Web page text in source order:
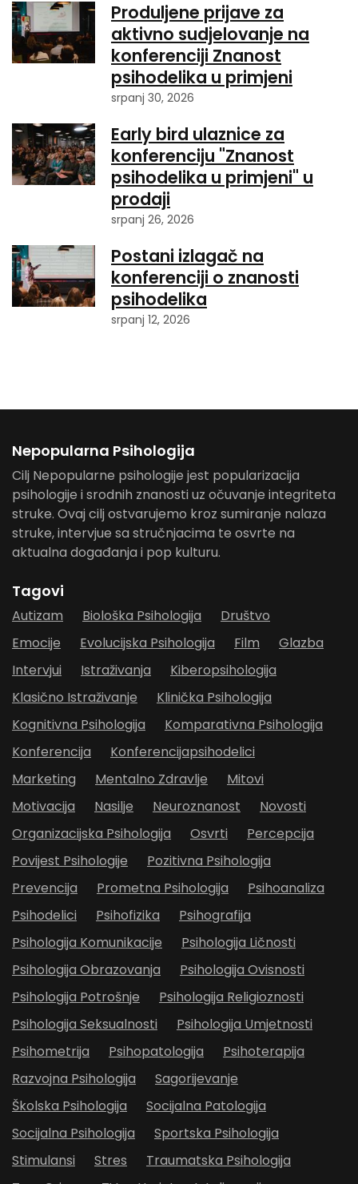
Produljene prijave za
aktivno sudjelovanje na
konferenciji Znanost
psihodelika u primjeni
srpanj 30, 2026
Early bird ulaznice za
konferenciju "Znanost
psihodelika u primjeni" u
prodaji
srpanj 26, 2026
Postani izlagač na
konferenciji o znanosti
psihodelika
srpanj 12, 2026
Nepopularna Psihologija
Cilj Nepopularne psihologije jest popularizacija
psihologije i srodnih znanosti uz očuvanje integriteta
struke. Ovaj cilj ostvarujemo kroz sumiranje nalaza
struke, intervjue sa stručnjacima te osvrte na
aktualna događanja i pop kulturu.
Tagovi
Autizam Biološka Psihologija
Društvo
Emocije
Evolucijska Psihologija Film
Glazba
Intervjui
Istraživanja
Kiberopsihologija
Klasično Istraživanje
Klinička Psihologija
Kognitivna Psihologija
Komparativna Psihologija
Konferencija
Konferencijapsihodelici
Marketing
Mentalno Zdravlje
Mitovi
Motivacija
Nasilje Neuroznanost
Novosti
Organizacijska Psihologija
Osvrti
Percepcija
Povijest Psihologije
Pozitivna Psihologija
Prevencija
Prometna Psihologija
Psihoanaliza
Psihodelici
Psihofizika
Psihografija
Psihologija Komunikacije
Psihologija Ličnosti
Psihologija Obrazovanja
Psihologija Ovisnosti
Psihologija Potrošnje
Psihologija Religioznosti
Psihologija Seksualnosti
Psihologija Umjetnosti
Psihometrija
Psihopatologija
Psihoterapija
Razvojna Psihologija
Sagorijevanje
Školska Psihologija
Socijalna Patologija
Socijalna Psihologija
Sportska Psihologija
Stimulansi
Stres
Traumatska Psihologija